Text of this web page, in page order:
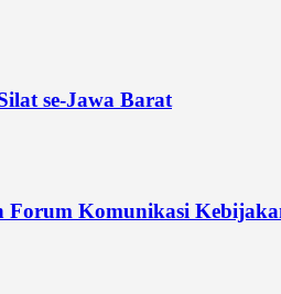
se-Jawa Barat
Komunikasi